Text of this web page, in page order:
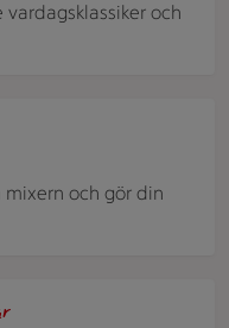
och
mixern och gör din